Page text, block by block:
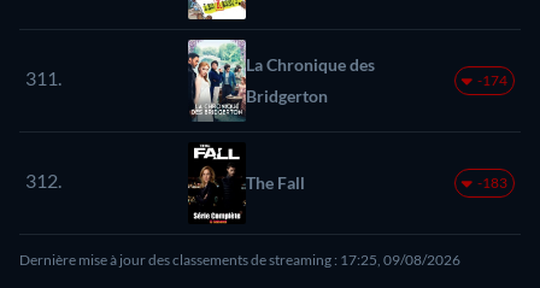
311.
La Chronique des
Bridgerton
-174
312. The Fall -183
Dernière mise à jour des classements de streaming : 17:25, 09/08/2026